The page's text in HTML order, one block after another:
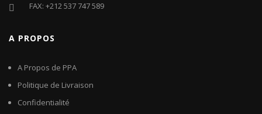
FAX: +212 537 747 589
A PROPOS
A Propos de PPA
Politique de Livraison
Confidentialité